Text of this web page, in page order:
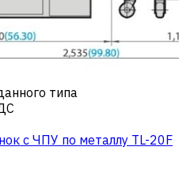
типа
с ЧПУ по металлу TL-20F